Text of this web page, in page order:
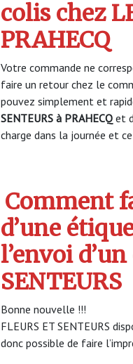
colis chez
PRAHECQ
Votre commande ne
faire un retour chez le
pouvez simplement et
SENTEURS à PRAHECQ et
charge dans la journée et
Comment
d’une
l’envoi
SENTEURS
Bonne nouvelle !!!
FLEURS ET SENTEURS
donc possible de faire